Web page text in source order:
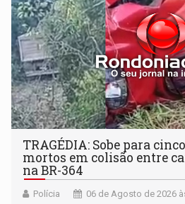
TRAGÉDIA: Sobe para
mortos em colisão entre
na BR-364
Polícia 06 de Agosto de 2026